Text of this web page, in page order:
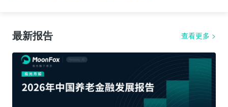
最新报告 查看更多 >